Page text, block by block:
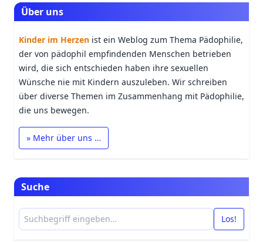
Über uns
Kinder im Herzen ist ein Weblog zum Thema Pädophilie,
der von pädophil empfindenden Menschen betrieben
wird, die sich entschieden haben ihre sexuellen
Wünsche nie mit Kindern auszuleben. Wir schreiben
über diverse Themen im Zusammenhang mit Pädophilie,
die uns bewegen.
» Mehr über uns …
Suche
Los!